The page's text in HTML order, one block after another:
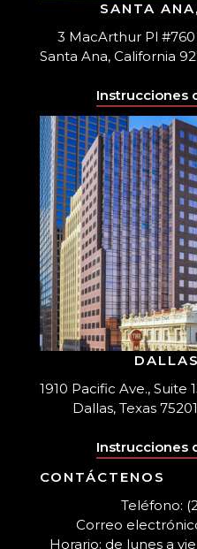
SANTA
3 MacArthur Pl #760
Santa Ana, California
Instrucciones
1910 Pacific Ave., Suite
Dallas, Texas 75201
Instrucciones
CONTÁCTENOS
Teléfono:
Correo
Horario: de lunes a